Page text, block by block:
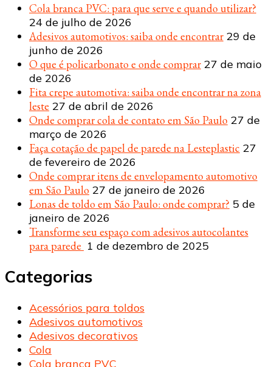
Cola branca PVC: para que serve e quando utilizar?
24 de julho de 2026
Adesivos automotivos: saiba onde encontrar 29 de
junho de 2026
O que é policarbonato e onde comprar 27 de maio
de 2026
Fita crepe automotiva: saiba onde encontrar na zona
leste 27 de abril de 2026
Onde comprar cola de contato em São Paulo 27 de
março de 2026
Faça cotação de papel de parede na Lesteplastic 27
de fevereiro de 2026
Onde comprar itens de envelopamento automotivo
em São Paulo 27 de janeiro de 2026
Lonas de toldo em São Paulo: onde comprar? 5 de
janeiro de 2026
Transforme seu espaço com adesivos autocolantes
para parede 1 de dezembro de 2025
Categorias
Acessórios para toldos
Adesivos automotivos
Adesivos decorativos
Cola
Cola branca PVC